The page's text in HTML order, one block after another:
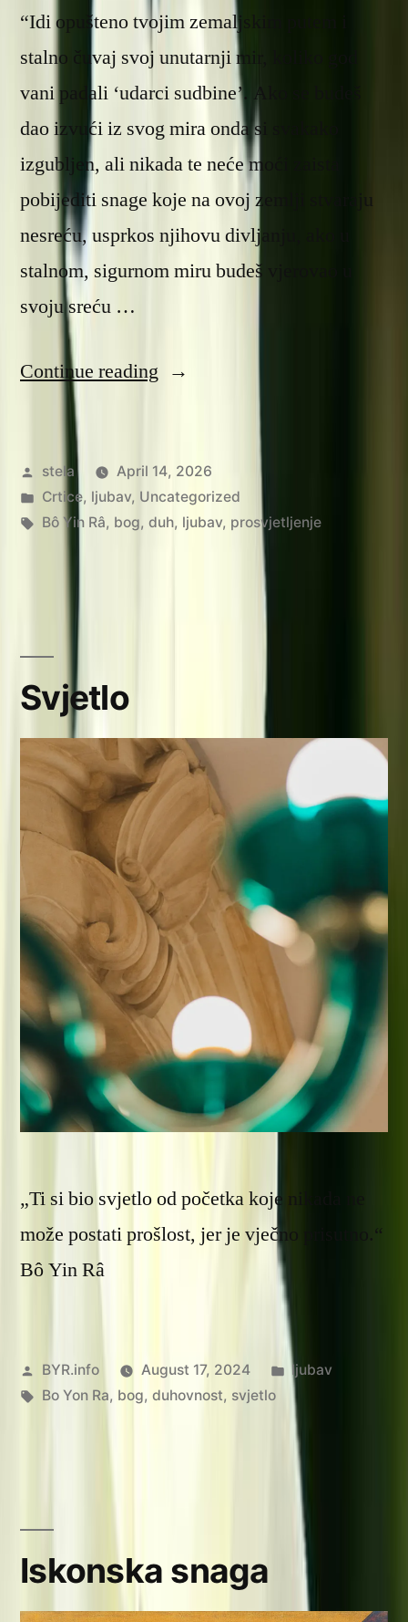
“Idi opušteno tvojim zemaljskim putem i
stalno čuvaj svoj unutarnji mir, koliko god
vani padali ‘udarci sudbine’. Ako se budeš
dao izvući iz svog mira onda si svakako
izgubljen, ali nikada te neće moći zaista
pobijediti snage koje na ovoj zemlji stvaraju
nesreću, usprkos njihovu divljanju, ako u
stalnom, sigurnom miru budeš vjerovao u
svoju sreću …
Continue reading “Unutarnji
Posted
by
stela
April 14, 2026
Posted
in
Crtice, ljubav, Uncategorized
Tags:
Bô Yin Râ, bog, duh, ljubav, prosvjetljenje
Svjetlo
„Ti si bio svjetlo od početka koje nikada ne
može postati prošlost, jer je vječno prisutno.“
Bô Yin Râ
Posted
by
BYR.info August 17, 2024
Posted
in
ljubav
Tags:
Bo Yon Ra, bog, duhovnost, svjetlo
Iskonska snaga